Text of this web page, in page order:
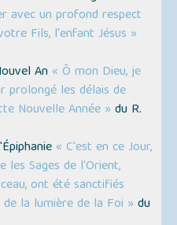
avec un profond respect
Fils, l'enfant Jésus »
An « Ô mon Dieu, je
prolongé les délais de
Nouvelle Année » du R.
« C'est en ce Jour,
les Sages de l'Orient,
ont été sanctifiés
la lumière de la Foi » du